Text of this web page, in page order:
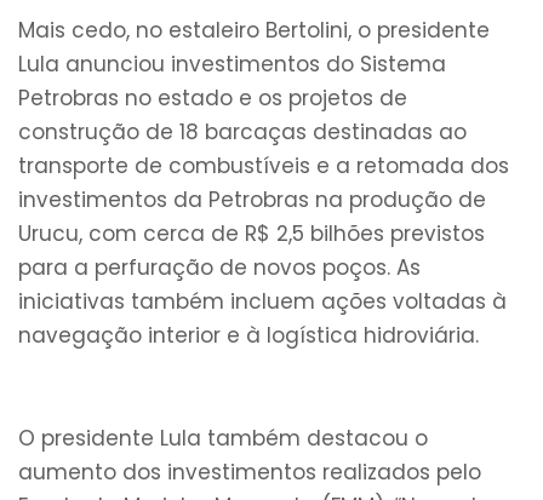
Mais cedo, no estaleiro Bertolini, o presidente
Lula anunciou investimentos do Sistema
Petrobras no estado e os projetos de
construção de 18 barcaças destinadas ao
transporte de combustíveis e a retomada dos
investimentos da Petrobras na produção de
Urucu, com cerca de R$ 2,5 bilhões previstos
para a perfuração de novos poços. As
iniciativas também incluem ações voltadas à
navegação interior e à logística hidroviária.
O presidente Lula também destacou o
aumento dos investimentos realizados pelo